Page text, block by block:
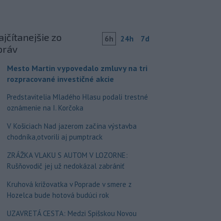
zo
6h 24h 7d
Mesto Martin vypovedalo zmluvy na tri
rozpracované investičné akcie
Predstavitelia Mladého Hlasu podali trestné
oznámenie na I. Korčoka
V Košiciach Nad jazerom začína výstavba
chodníka,otvorili aj pumptrack
ZRÁŽKA VLAKU S AUTOM V LOZORNE:
Rušňovodič jej už nedokázal zabrániť
Kruhová križovatka v Poprade v smere z
Hozelca bude hotová budúci rok
UZAVRETÁ CESTA: Medzi Spišskou Novou